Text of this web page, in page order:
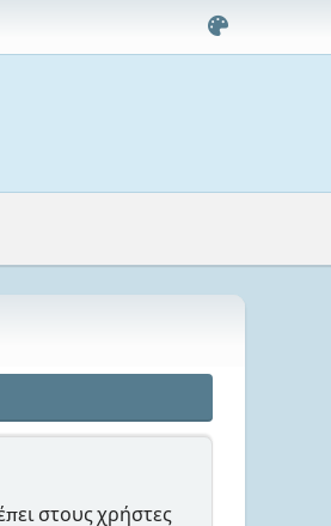
στους χρήστες